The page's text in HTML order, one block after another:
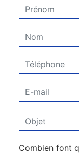
Combien font